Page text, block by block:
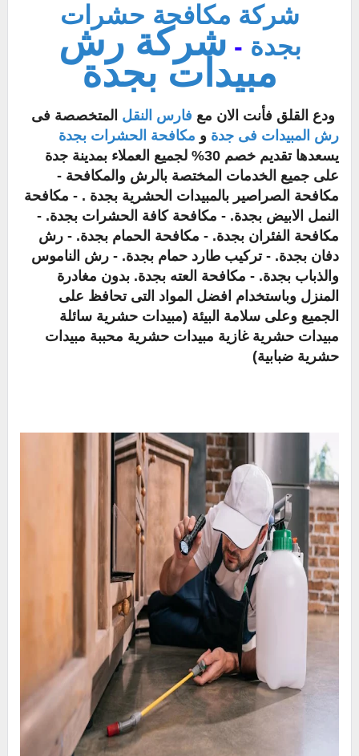
شركة مكافحة حشرات
بجدة - شركة رش
مبيدات بجدة
ودع القلق فأنت الان مع فارس النقل المتخصصة فى
رش المبيدات فى جدة و مكافحة الحشرات بجدة
يسعدها تقديم خصم 30% لجميع العملاء بمدينة جدة
على جميع الخدمات المختصة بالرش والمكافحة -
مكافحة الصراصير بالمبيدات الحشرية بجدة . - مكافحة
النمل الابيض بجدة. - مكافحة كافة الحشرات بجدة. -
مكافحة الفئران بجدة. - مكافحة الحمام بجدة. - رش
دفان بجدة. - تركيب طارد حمام بجدة. - رش الناموس
والذباب بجدة. - مكافحة العته بجدة. بدون مغادرة
المنزل وباستخدام افضل المواد التى تحافظ على
الجميع وعلى سلامة البيئة (مبيدات حشرية سائلة
مبيدات حشرية غازية مبيدات حشرية محببة مبيدات
حشرية ضبابية)